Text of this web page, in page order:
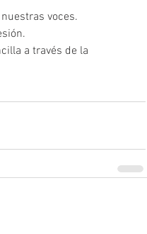
voces.
a través de la